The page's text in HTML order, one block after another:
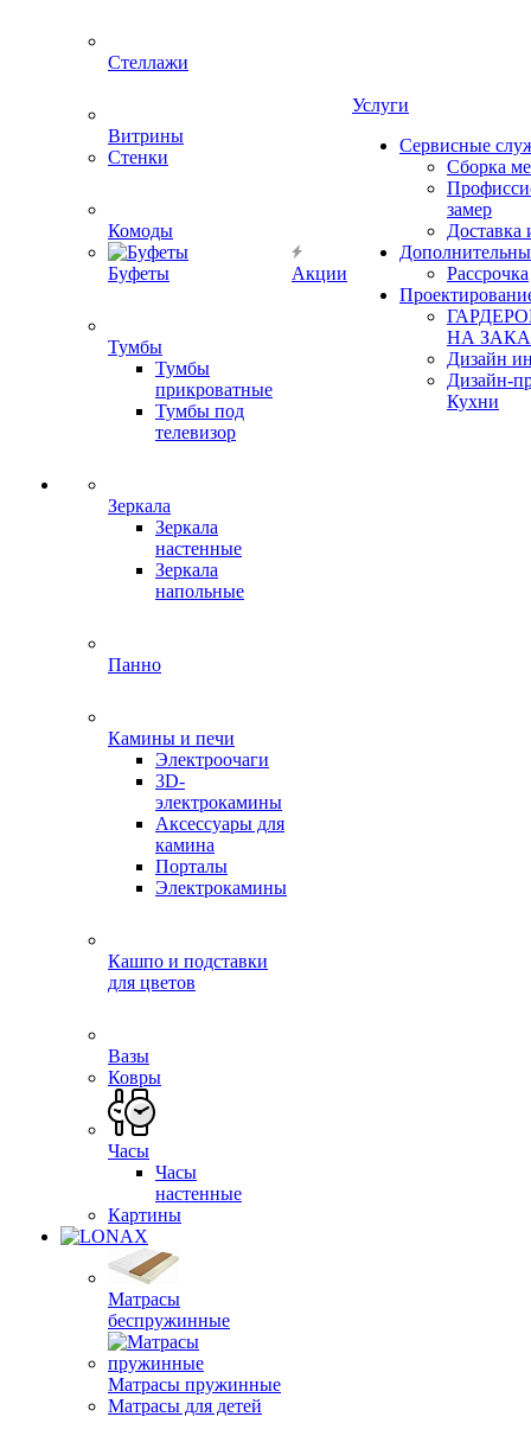
Стеллажи
Витрины
Стенки
Комоды
Буфеты
Тумбы
Тумбы
прикроватные
Тумбы под
телевизор
Зеркала
Зеркала
настенные
Зеркала
напольные
Панно
Камины и печи
Электроочаги
3D-
электрокамины
Аксессуары для
камина
Порталы
Электрокамины
Кашпо и подставки
для цветов
Вазы
Ковры
Часы
Часы
настенные
Картины
Матрасы
беспружинные
Матрасы пружинные
Матрасы для детей
Акции
Услуги
Сервисные
Сборка
замер
Доставка
Рассрочка
НА
Дизайн
Дизайн-
Кухни